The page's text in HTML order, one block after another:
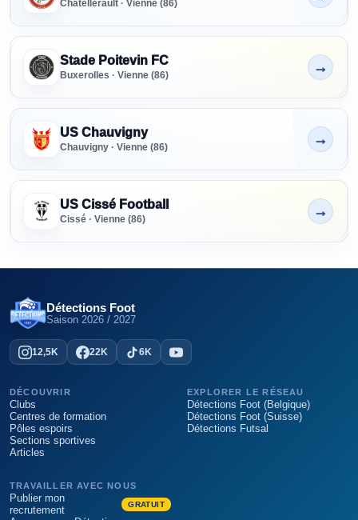
Châtellerault · Vienne (86)
Stade Poitevin FC
Buxerolles · Vienne (86)
Non indiqué
→
US Chauvigny
Chauvigny · Vienne (86)
Non indiqué
→
US Cissé Football
Cissé · Vienne (86)
Non indiqué
→
Détections Foot
Saison 2026 / 2027
12,5K 22K 6K
DÉCOUVRIR
Clubs
Centres de formation
Pôles espoirs
Sections sportives
Articles
EXPLORER LE RÉSEAU
Détections Foot (Belgique)
Détections Foot (Suisse)
Détections Futsal
TRAVAILLER AVEC NOUS
Publier mon
recrutement
GRATUIT